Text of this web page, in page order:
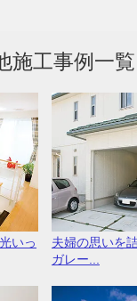
施工事例一
いっ
夫婦の思いを
ガレー...